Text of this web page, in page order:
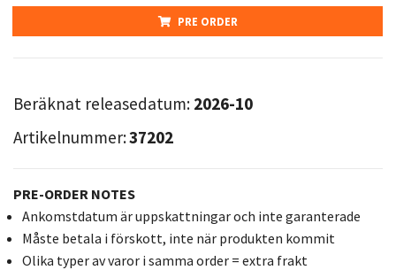
PRE ORDER
Beräknat releasedatum: 2026-10
Artikelnummer:37202
PRE-ORDER NOTES
Ankomstdatum är uppskattningar och inte garanterade
Måste betala i förskott, inte när produkten kommit
Olika typer av varor i samma order = extra frakt